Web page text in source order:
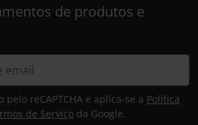
de produtos e
reCAPTCHA e aplica-se a Política
de Serviço da Google.